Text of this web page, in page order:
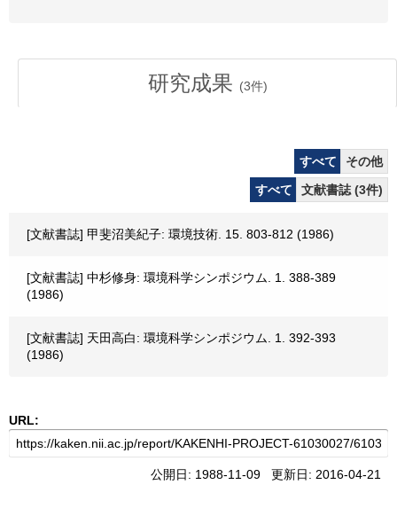
研究成果 (3件)
すべて
その他
すべて
文献書誌 (3件)
[文献書誌] 甲斐沼美紀子: 環境技術. 15. 803-812 (1986)
[文献書誌] 中杉修身: 環境科学シンポジウム. 1. 388-389
(1986)
[文献書誌] 天田高白: 環境科学シンポジウム. 1. 392-393
(1986)
URL:
公開日: 1988-11-09 更新日: 2016-04-21